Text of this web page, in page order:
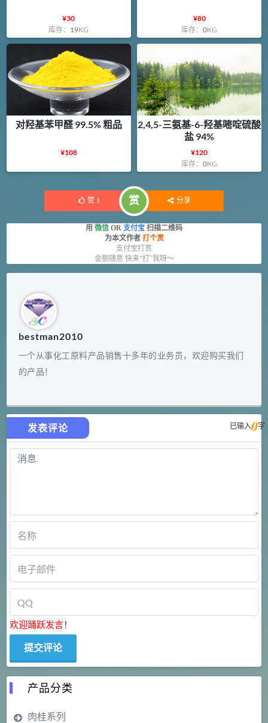
¥30
库存： 19KG
¥80
库存：0KG
对羟基苯甲醛 99.5% 粗品
¥108
2,4,5-三氨基-6-羟基嘧啶硫酸
盐 94%
¥120
库存：0KG
赞 1 赏 分享
用 微信 OR 支付宝 扫描二维码
为本文作者 打个赏
支付宝打赏
金额随意 快来“打”我呀～
bestman2010
一个从事化工原料产品销售十多年的业务员，欢迎购买我们
的产品！
发表评论 已输入0字
欢迎踊跃发言！
产品分类
肉桂系列